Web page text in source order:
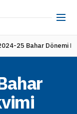
25 Bahar Dönemi